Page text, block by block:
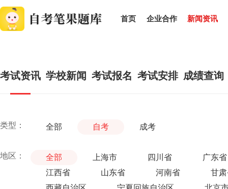
首页 企业合作 新闻资讯
考试资讯 学校新闻 考试报名 考试安排 成绩查询
类型： 全部 自考 成考
地区： 全部 上海市 四川省
广东省
江西省
山东省 河南省
甘